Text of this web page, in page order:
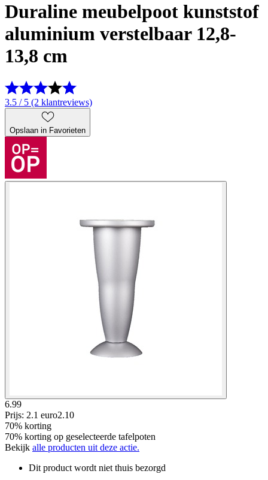
Duraline meubelpoot kunststof
aluminium verstelbaar 12,8-
13,8 cm
3.5 / 5 (2 klantreviews)
Opslaan in Favorieten
6.99
Prijs: 2.1 euro2.10
70% korting
70% korting op geselecteerde tafelpoten
Bekijk alle producten uit deze actie.
Dit product wordt niet thuis bezorgd